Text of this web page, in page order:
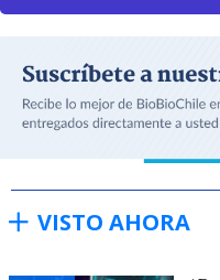
VISTO AHORA